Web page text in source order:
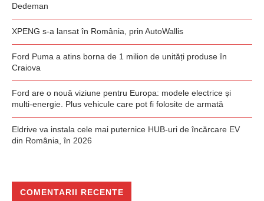
Dedeman
XPENG s-a lansat în România, prin AutoWallis
Ford Puma a atins borna de 1 milion de unități produse în
Craiova
Ford are o nouă viziune pentru Europa: modele electrice și
multi-energie. Plus vehicule care pot fi folosite de armată
Eldrive va instala cele mai puternice HUB-uri de încărcare EV
din România, în 2026
COMENTARII RECENTE